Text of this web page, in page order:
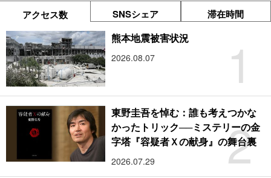
アクセス数 SNSシェア 滞在時間
1
熊本地震被害状況
2026.08.07
2
東野圭吾を悼む：誰も考えつかな
かったトリック──ミステリーの金
字塔『容疑者Ｘの献身』の舞台裏
2026.07.29